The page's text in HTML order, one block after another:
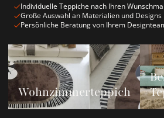
Individuelle Teppiche nach Ihren
Große Auswahl an Materialien und Designs
Persönliche Beratung von Ihrem
Wohnzimmerteppich ansehen
Wohnzimmerteppich